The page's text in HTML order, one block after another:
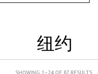
纽约
SHOWING 1–24 OF 87 RESULTS